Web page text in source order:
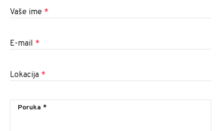
Vaše ime *
E-mail *
Lokacija *